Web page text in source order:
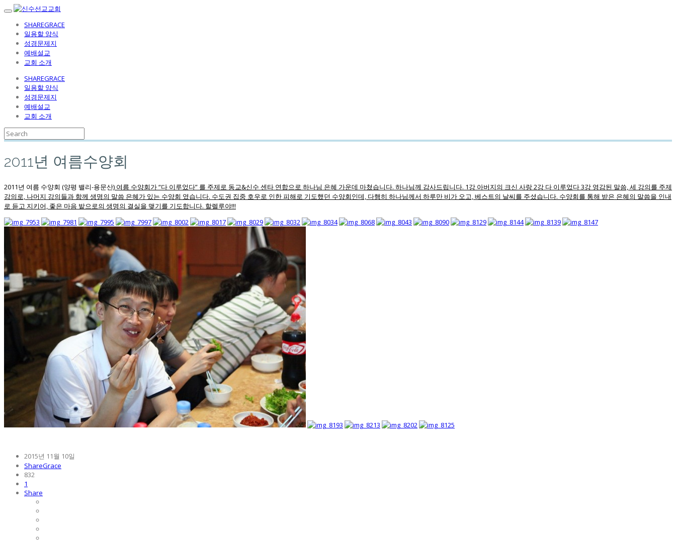
SHAREGRACE
일용할 양식
성경문제지
예배설교
교회 소개
SHAREGRACE
일용할 양식
성경문제지
예배설교
교회 소개
2011년 여름수양회
2011년 여름 수양회 (양평 밸리-용문산) 여름 수양회가 “다 이루었다” 를 주제로 동교&신수 센타 연합으로 하나님 은혜 가운데 마쳤습니다. 하나님께 감사드립니다. 1강 아버지의 크신 사랑 2강 다 이루었다 3강 영감된 말씀, 세 강의를 주제
강의로, 나머지 강의들과 함께 생명의 말씀 은혜가 있는 수양회 였습니다. 수도권 집중 호우로 인한 피해로 기도했던 수양회인데, 다행히 하나님께서 하루만 비가 오고, 베스트의 날씨를 주셨습니다. 수양회를 통해 받은 은혜의 말씀을 인내
로 듣고 지키어, 좋은 마음 밭으로의 생명의 결실을 맺기를 기도합니다. 할렐루야!!!
2015년 11월 10일
ShareGrace
832
1
Share